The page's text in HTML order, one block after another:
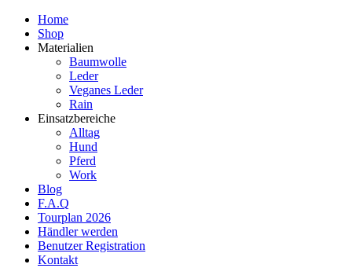
Home
Shop
Materialien
Baumwolle
Leder
Veganes Leder
Rain
Einsatzbereiche
Alltag
Hund
Pferd
Work
Blog
F.A.Q
Tourplan 2026
Händler werden
Benutzer Registration
Kontakt